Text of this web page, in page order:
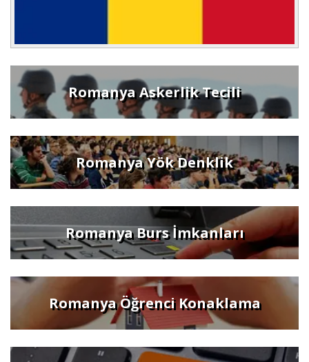
Romanya Askerlik Tecili
Romanya Yök Denklik
Romanya Burs İmkanları
Romanya Öğrenci Konaklama